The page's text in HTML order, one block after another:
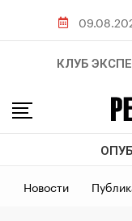
КЛУБ
Новости